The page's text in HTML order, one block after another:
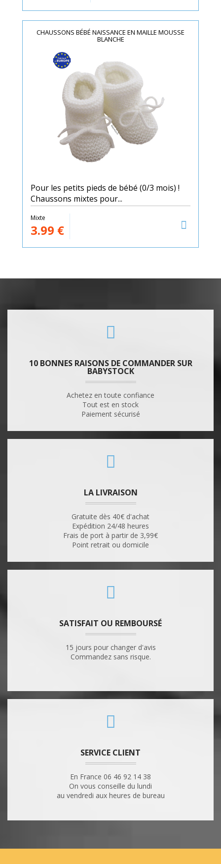
CHAUSSONS BÉBÉ NAISSANCE EN MAILLE MOUSSE
BLANCHE
Pour les petits pieds de bébé (0/3 mois) !
Chaussons mixtes pour...
Mixte
3.99 €
10 BONNES RAISONS DE COMMANDER SUR
BABYSTOCK
Achetez en toute confiance
Tout est en stock
Paiement sécurisé
LA LIVRAISON
Gratuite dès 40€ d'achat
Expédition 24/48 heures
Frais de port à partir de 3,99€
Point retrait ou domicile
SATISFAIT OU REMBOURSÉ
15 jours pour changer d'avis
Commandez sans risque.
SERVICE CLIENT
En France 06 46 92 14 38
On vous conseille du lundi
au vendredi aux heures de bureau